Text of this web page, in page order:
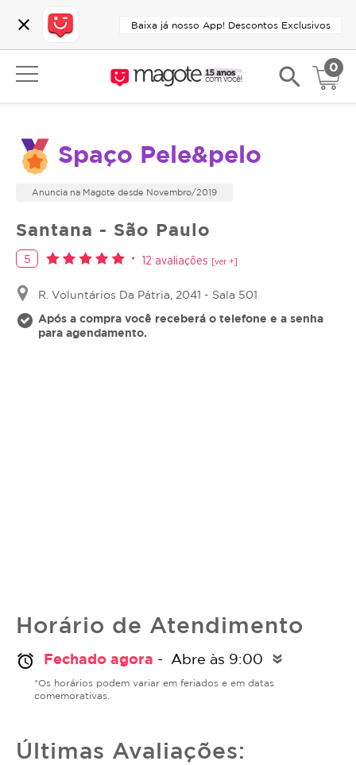
close Baixa já nosso App! Descontos Exclusivos
search 0
Spaço Pele&pelo
Anuncia na Magote desde Novembro/2019
Santana - São Paulo
5 12 avaliações [ver +]
R. Voluntários Da Pátria, 2041 - Sala 501
Após a compra você receberá o telefone e a senha
para agendamento.
Horário de Atendimento
alarm Fechado agora - Abre às 9:00 double_arrow
*Os horários podem variar em feriados e em datas
comemorativas.
Últimas Avaliações: